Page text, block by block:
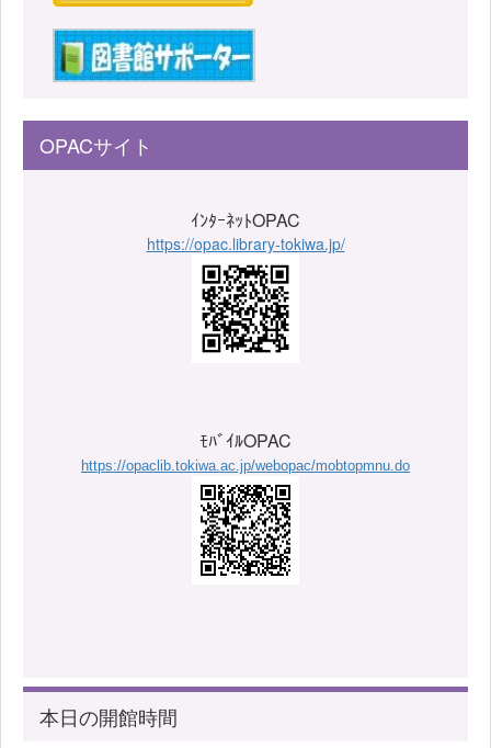
OPACサイト
ｲﾝﾀｰﾈｯﾄOPAC
https://opac.library-tokiwa.jp/
ﾓﾊﾞｲﾙOPAC
https://opaclib.tokiwa.ac.jp/webopac/mobtopmnu.do
本日の開館時間